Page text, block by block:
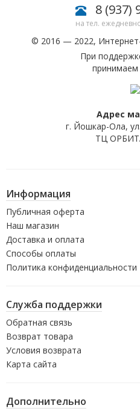
8 (937)
на тел.
© 2016 — 2022,
При
принимаем
Адрес
г. Йошкар-Ола,
ТЦ
Информация
Публичная оферта
Наш магазин
Доставка и оплата
Способы оплаты
Политика конфиденциальности
Служба поддержки
Обратная связь
Возврат товара
Условия возврата
Карта сайта
Дополнительно